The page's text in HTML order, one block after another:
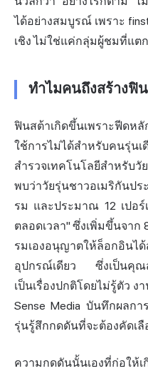
ได้อย่างสมบูรณ์ เพราะ
เชิง ไม่ใช่แค่กลุ่มผู้ชมที่แต
ทำไมคนถึงสร้างฟิ
ฟินสต้าเกิดขึ้นเพราะฟีดห
ใช้การไม่ได้สำหรับคนรุ่
สำรวจเทคโนโลยีสำหรับวั
พบว่าวัยรุ่นชาวอเมริกันป
รม และประมาณ 12 เปอร์
ตลอดเวลา" ซึ่งเพิ่มขึ้นจาก
รมเองอนุญาตให้ล็อกอิ
อุปกรณ์เดียว ซึ่งเป็นคุณ
เป็นเรื่องปกติโดยไม่รู้ตัว ง
Sense Media บันทึกผลกา
รุ่นรู้สึกกดดันที่จะต้องคัดเ
ความกดดันนั้นเองที่ก่อให้เ